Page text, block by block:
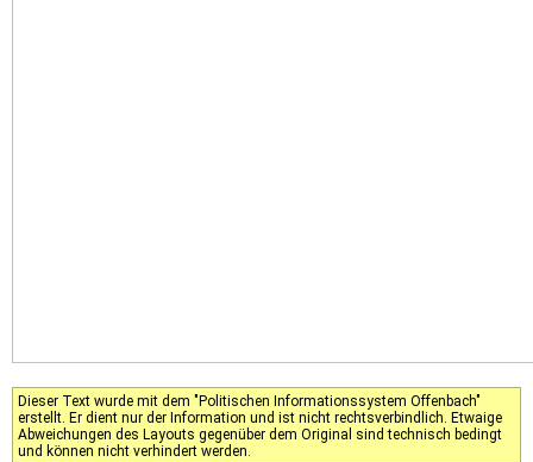
Dieser Text wurde mit dem "Politischen Informationssystem Offenbach"
erstellt. Er dient nur der Information und ist nicht rechtsverbindlich. Etwaige
Abweichungen des Layouts gegenüber dem Original sind technisch bedingt
und können nicht verhindert werden.